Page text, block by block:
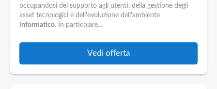
occupandosi del supporto agli utenti, della gestione degli
asset tecnologici e dell'evoluzione dell'ambiente
informatico. In particolare...
Vedi offerta